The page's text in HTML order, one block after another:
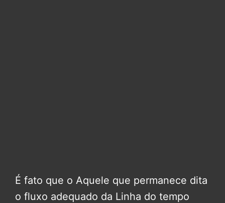
É fato que o Aquele que permanece dita
o fluxo adequado da Linha do tempo